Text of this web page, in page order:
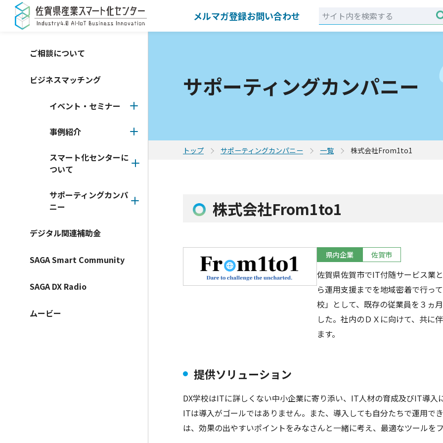
メルマガ登録お問い合わせ
ご相談について
ビジネスマッチング
イベント・セミナー
事例紹介
スマート化センターに
ついて
サポーティングカンパ
ニー
デジタル関連補助金
SAGA Smart Community
SAGA DX Radio
ムービー
サポーティングカンパニー
トップ サポーティングカンパニー 一覧 株式会社From1to1
株式会社From1to1
県内企業 佐賀市
佐賀県佐賀市でIT付随サービス業
ら運用支援までを地域密着で行っ
校」として、既存の従業員を３ヵ
した。社内のＤＸに向けて、共に
ます。
提供ソリューション
DX学校はITに詳しくない中小企業に寄り添い、IT人材の育成及びIT導入
ITは導入がゴールではありません。また、導入しても自分たちで運用で
は、 効果の出やすいポイントをみなさんと一緒に考え、最適なツールを